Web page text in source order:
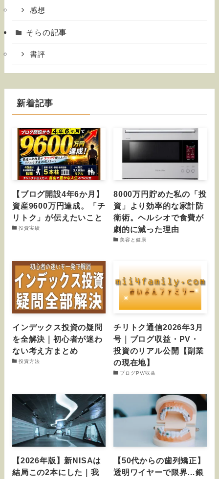
感想
そらの記事
書評
新着記事
【ブログ開設4年6か月】
資産9600万円達成。「チ
リトク」が伝えたいこと
投資実績
8000万円貯めた私の「投
資」より効率的な家計防
衛術。ヘルシオで食費が
劇的に減った理由
美容と健康
インデックス投資の疑問
を全解決｜初心者が迷わ
ない考え方まとめ
投資方法
チリトク通信2026年3月
号｜ブログ収益・PV・
投資のリアル公開【副業
の現在地】
ブログPV/収益
【2026年版】新NISAは
結局この2本にした｜我
【50代からの歯列矯正】
透明ワイヤーで限界…銀